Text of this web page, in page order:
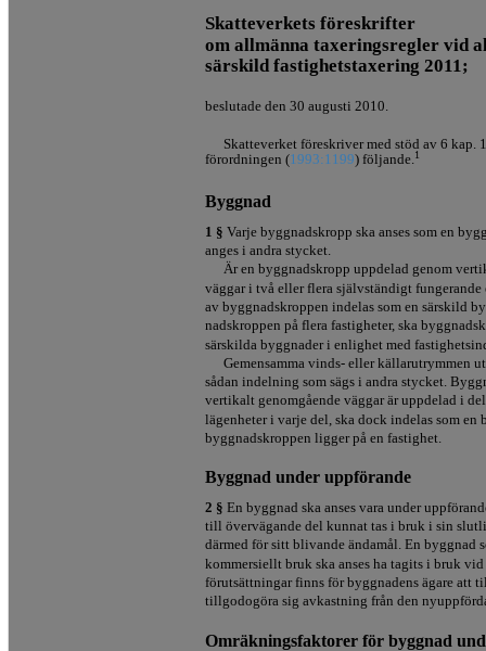
Skatteverkets föreskrifter
om allmänna taxeringsregler vid
särskild fastighetstaxering 2011;
beslutade den 30 augusti 2010.
Skatteverket föreskriver med stöd av 6 kap.
förordningen (1993:1199) följande.1
Byggnad
1 § Varje byggnadskropp ska anses som en
anges i andra stycket.
Är en byggnadskropp uppdelad genom
väggar i två eller flera självständigt fungerande
av byggnadskroppen indelas som en särskild
nadskroppen på flera fastigheter, ska
särskilda byggnader i enlighet med
Gemensamma vinds- eller källarutrymmen
sådan indelning som sägs i andra stycket.
vertikalt genomgående väggar är uppdelad i
lägenheter i varje del, ska dock indelas som en
byggnadskroppen ligger på en fastighet.
Byggnad under uppförande
2 § En byggnad ska anses vara under
till övervägande del kunnat tas i bruk i sin
därmed för sitt blivande ändamål. En byggnad
kommersiellt bruk ska anses ha tagits i bruk
förutsättningar finns för byggnadens ägare att
tillgodogöra sig avkastning från den
Omräkningsfaktorer för byggnad